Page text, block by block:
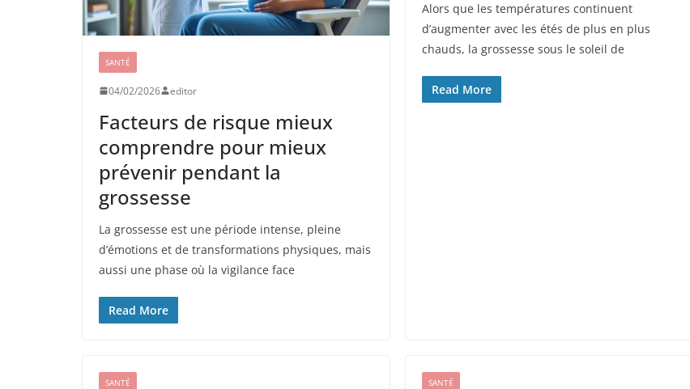
SANTÉ
04/02/2026 editor
Facteurs de risque mieux
comprendre pour mieux
prévenir pendant la
grossesse
La grossesse est une période intense, pleine
d’émotions et de transformations physiques, mais
aussi une phase où la vigilance face
Read More
Alors que les températures continuent
d’augmenter avec les étés de plus en plus
chauds, la grossesse sous le soleil de
Read More
SANTÉ SANTÉ